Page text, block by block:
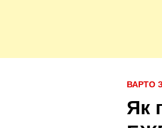
P
o
s
ВАРТО
Як